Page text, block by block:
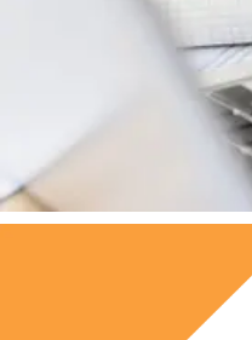
AGENDE UMA